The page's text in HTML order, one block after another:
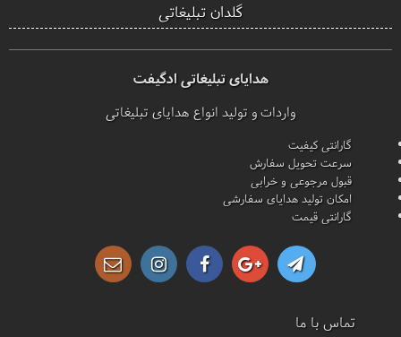
گلدان تبلیغاتی
هدایای تبلیغاتی ادگیفت
واردات و تولید انواع هدایای تبلیغاتی
گارانتی کیفیت
سرعت تحویل سفارش
قبول مرجوعی و خرابی
امکان تولید هدایای سفارشی
گارانتی قیمت
تماس با ما